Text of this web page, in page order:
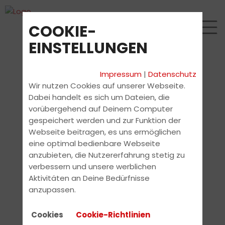
COOKIE-
EINSTELLUNGEN
Impressum |Datenschutz
Wir nutzen Cookies auf unserer Webseite.
Dabei handelt es sich um Dateien, die
vorübergehend auf Deinem Computer
gespeichert werden und zur Funktion der
Webseite beitragen, es uns ermöglichen
eine optimal bedienbare Webseite
anzubieten, die Nutzererfahrung stetig zu
verbessern und unsere werblichen
Aktivitäten an Deine Bedürfnisse
anzupassen.
Cookies Cookie-Richtlinien